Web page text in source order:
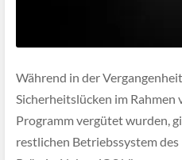
Während in der
Sicherheitslücken im
Programm vergütet wurden,
restlichen Betriebssystem